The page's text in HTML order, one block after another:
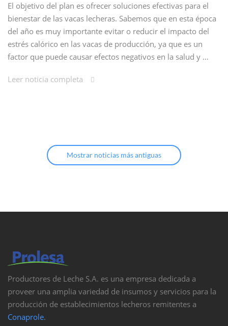
El objetivo del plan es ofrecer soluciones efectivas para el
bienestar de las vacas lecheras. Sabemos que en esta época
del año es muy importante evitar o reducir el impacto del
estrés calórico en las vacas de producción, ya que es un
factor que puede causar efectos negativos en la salud y …
Leer noticia completa
Mostrar noticias más antiguas
Productores de Leche S.A. es una empresa dedicada a
proveer una amplia variedad de insumos y servicios para la
producción de establecimientos lecheros remitentes a
Conaprole.